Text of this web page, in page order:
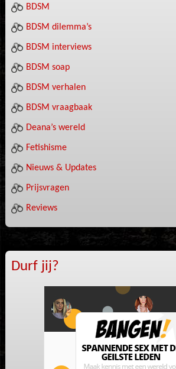
BDSM
BDSM dilemma’s
BDSM interviews
BDSM soap
BDSM verhalen
BDSM vraagbaak
Deana’s wereld
Fetishisme
Nieuws & Updates
Prijsvragen
Reviews
Durf jij?